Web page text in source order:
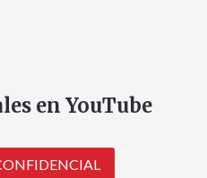
en YouTube